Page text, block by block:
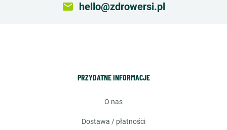
email hello@zdrowersi.pl
PRZYDATNE INFORMACJE
o nas
dostawa / płatności